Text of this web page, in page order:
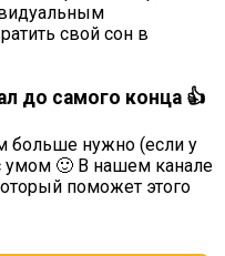
свой сон в
до самого конца 👍
больше нужно (если у
умом 🙂 В нашем канале
поможет этого